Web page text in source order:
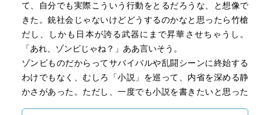
て、自分でも実際こういう行動をとるだろうな、と想像で
きた。銃社会じゃないけどどうするのかなと思ったら竹槍
だし、しかも日本が誇る武器にまで昇華させちゃうし。
「あれ、ゾンビじゃね？」ああ言いそう。
ゾンビものだからってサバイバルや乱闘シーンに終始する
わけでもなく、むしろ「小説」を巡って、内省を深める静
かさがあった。ただし、一度でも小説を書きたいと思った